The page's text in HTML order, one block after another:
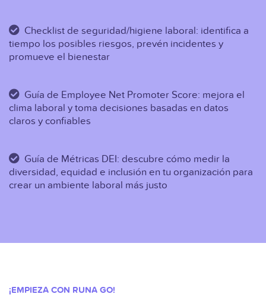
Checklist de seguridad/higiene laboral: identifica a
tiempo los posibles riesgos, prevén incidentes y
promueve el bienestar
Guía de Employee Net Promoter Score: mejora el
clima laboral y toma decisiones basadas en datos
claros y confiables
Guía de Métricas DEI: descubre cómo medir la
diversidad, equidad e inclusión en tu organización para
crear un ambiente laboral más justo
¡EMPIEZA CON RUNA GO!